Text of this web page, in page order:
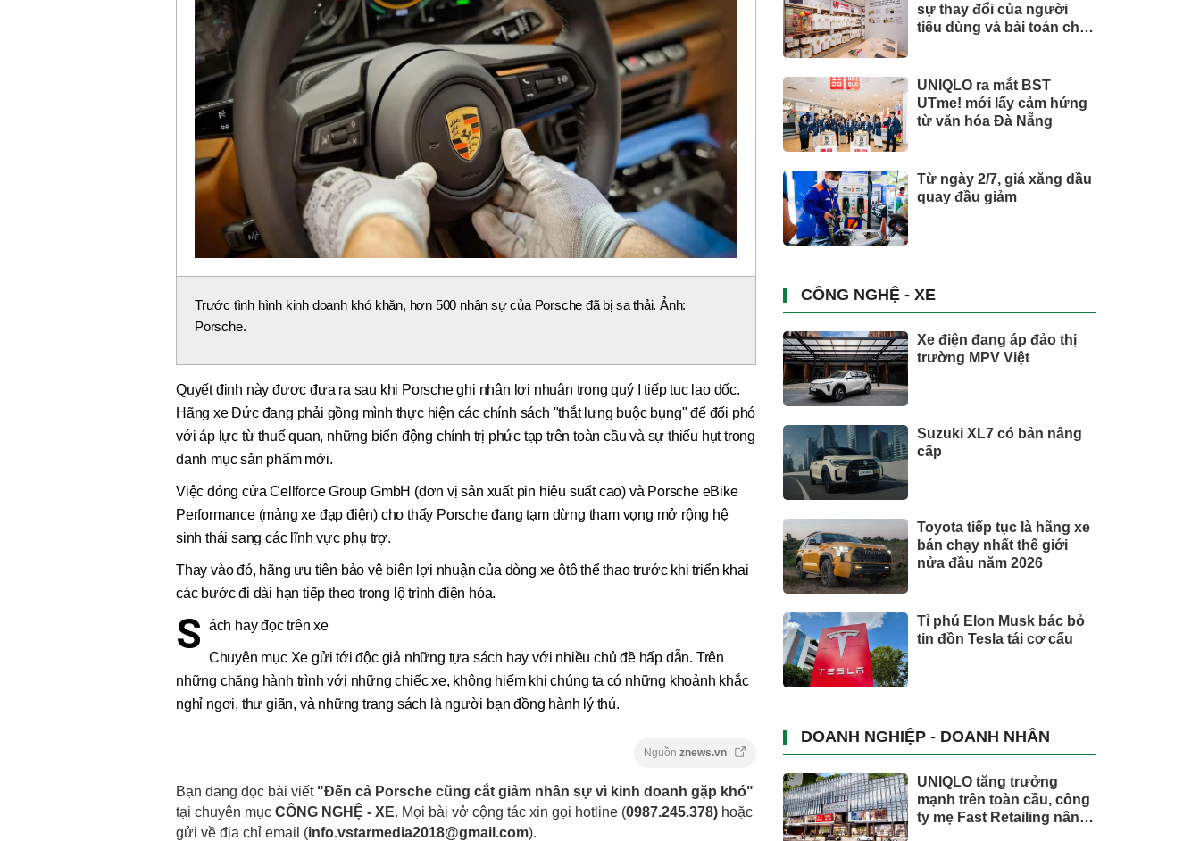
Trước tình hình kinh doanh khó khăn, hơn 500 nhân sự của Porsche đã bị sa thải. Ảnh:
Porsche.
Quyết định này được đưa ra sau khi Porsche ghi nhận lợi nhuận trong quý I tiếp tục lao dốc.
Hãng xe Đức đang phải gồng mình thực hiện các chính sách "thắt lưng buộc bụng" để đối phó
với áp lực từ thuế quan, những biến động chính trị phức tạp trên toàn cầu và sự thiếu hụt trong
danh mục sản phẩm mới.
Việc đóng cửa Cellforce Group GmbH (đơn vị sản xuất pin hiệu suất cao) và Porsche eBike
Performance (mảng xe đạp điện) cho thấy Porsche đang tạm dừng tham vọng mở rộng hệ
sinh thái sang các lĩnh vực phụ trợ.
Thay vào đó, hãng ưu tiên bảo vệ biên lợi nhuận của dòng xe ôtô thể thao trước khi triển khai
các bước đi dài hạn tiếp theo trong lộ trình điện hóa.
S ách hay đọc trên xe
Chuyên mục Xe gửi tới độc giả những tựa sách hay với nhiều chủ đề hấp dẫn. Trên
những chặng hành trình với những chiếc xe, không hiếm khi chúng ta có những khoảnh khắc
nghỉ ngơi, thư giãn, và những trang sách là người bạn đồng hành lý thú.
Nguồn znews.vn
Bạn đang đọc bài viết "Đến cả Porsche cũng cắt giảm nhân sự vì kinh doanh gặp khó"
tại chuyên mục CÔNG NGHỆ - XE. Mọi bài vở cộng tác xin gọi hotline (0987.245.378) hoặc
gửi về địa chỉ email (info.vstarmedia2018@gmail.com).
sự thay đổi của người
tiêu dùng và bài toán cho
UNIQLO ra mắt BST
UTme! mới lấy cảm hứng
từ văn hóa Đà Nẵng
Từ ngày 2/7, giá xăng dầu
quay đầu giảm
CÔNG NGHỆ - XE
Xe điện đang áp đảo thị
trường MPV Việt
Suzuki XL7 có bản nâng
cấp
Toyota tiếp tục là hãng xe
bán chạy nhất thế giới
nửa đầu năm 2026
Tỉ phú Elon Musk bác bỏ
tin đồn Tesla tái cơ cấu
DOANH NGHIỆP - DOANH NHÂN
UNIQLO tăng trưởng
mạnh trên toàn cầu, công
ty mẹ Fast Retailing nâng